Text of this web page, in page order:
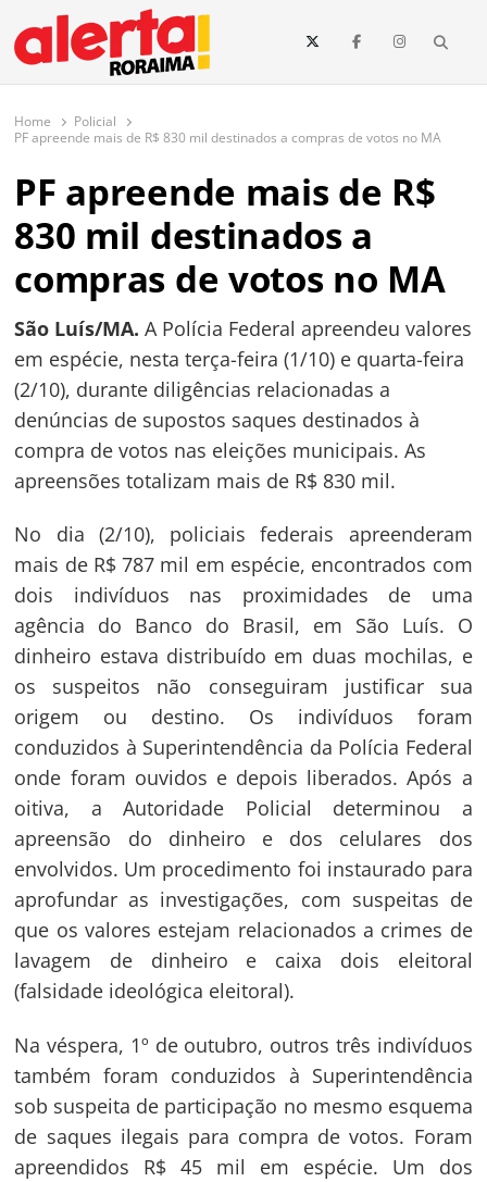
conteúdo
O maior portal de notícias de Roraima
O Alerta Roraima é seu portal de notícias completo sobre política,
e todo o estado de Roraima. Fique sempre informado com
atualizações em tempo real!
Home
Policial
PF apreende mais de R$ 830 mil destinados a compras de votos no MA
PF apreende mais de R$
830 mil destinados a
compras de votos no MA
São Luís/MA.A Polícia Federal apreendeu valores
em espécie, nesta terça-feira (1/10) e quarta-feira
(2/10), durante diligências relacionadas a
denúncias de supostos saques destinados à
compra de votos nas eleições municipais. As
apreensões totalizam mais de R$ 830 mil.
No dia (2/10), policiais federais apreenderam
mais de R$ 787 mil em espécie, encontrados com
dois indivíduos nas proximidades de uma
agência do Banco do Brasil, em São Luís. O
dinheiro estava distribuído em duas mochilas, e
os suspeitos não conseguiram justificar sua
origem ou destino. Os indivíduos foram
conduzidos à Superintendência da Polícia Federal
onde foram ouvidos e depois liberados. Após a
oitiva, a Autoridade Policial determinou a
apreensão do dinheiro e dos celulares dos
envolvidos. Um procedimento foi instaurado para
aprofundar as investigações, com suspeitas de
que os valores estejam relacionados a crimes de
lavagem de dinheiro e caixa dois eleitoral
(falsidade ideológica eleitoral).
Na véspera, 1º de outubro, outros três indivíduos
também foram conduzidos à Superintendência
sob suspeita de participação no mesmo esquema
de saques ilegais para compra de votos. Foram
apreendidos R$ 45 mil em espécie. Um dos